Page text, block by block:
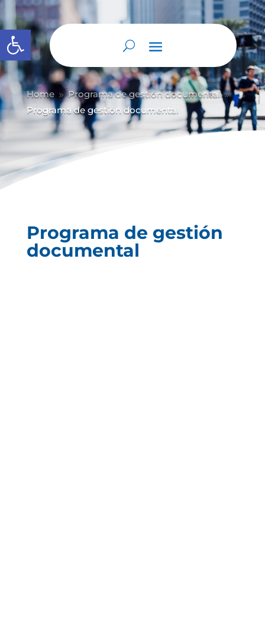
Abrir barra de herramientas
Home 9 Programa de gestión documental 9
Programa de gestión documental
Programa de gestión
documental